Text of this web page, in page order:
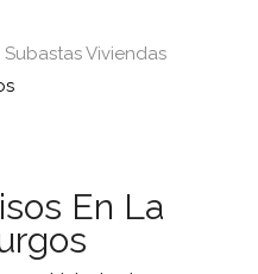
Subastas Viviendas
En La